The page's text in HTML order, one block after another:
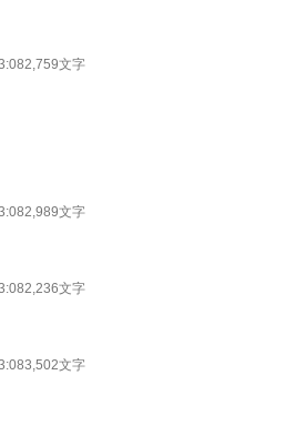
2,759文字
2,989文字
2,236文字
3,502文字